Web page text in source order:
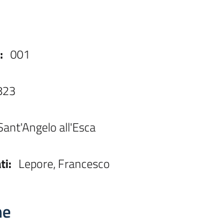
001
all'Esca
Lepore, Francesco